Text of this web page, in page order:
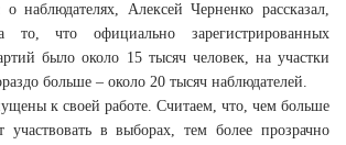
наблюдателях, Алексей Черненко рассказал,
то, что официально зарегистрированных
было около 15 тысяч человек, на участки
больше – около 20 тысяч наблюдателей.
к своей работе. Считаем, что, чем больше
участвовать в выборах, тем более прозрачно